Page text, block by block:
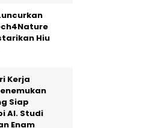
Hiu
Kerja
Siap
AI. Studi
Enam